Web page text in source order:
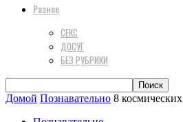
Разное
СЕКС
ДОСУГ
БЕЗ РУБРИКИ
Домой Познавательно 8